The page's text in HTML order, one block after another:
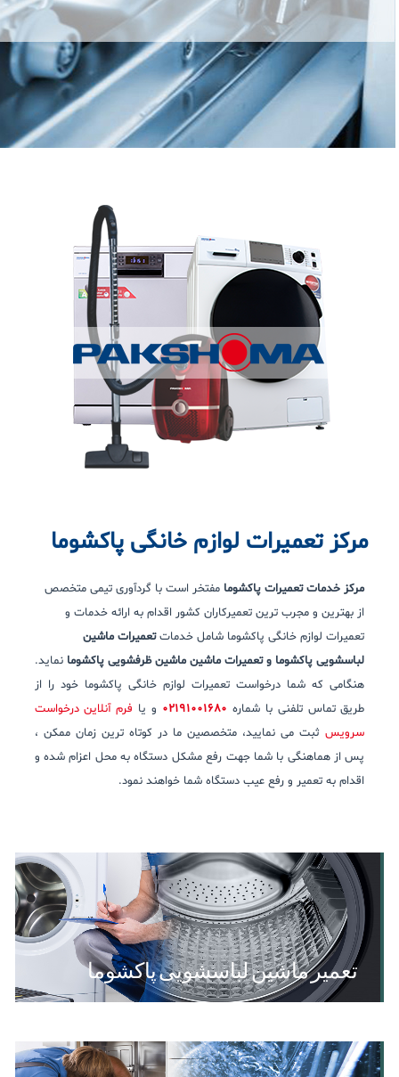
مرکز تعمیرات لوازم خانگی پاکشوما
مرکز خدمات تعمیرات پاکشوما مفتخر است با گردآوری تیمی متخصص
از بهترین و مجرب ترین تعمیرکاران کشور اقدام به ارائه خدمات و
تعمیرات لوازم خانگی پاکشوما شامل خدماتتعمیرات ماشین
لباسشویی پاکشوما و تعمیرات ماشین ماشین ظرفشویی پاکشوما نماید.
هنگامی که شما درخواست تعمیرات لوازم خانگی پاکشوما خود را از
طریق تماس تلفنی با شماره 02191001680 و یا فرم آنلاین درخواست
سرویسثبت می نمایید، متخصصین ما در کوتاه ترین زمان ممکن ،
پس از هماهنگی با شما جهت رفع مشکل دستگاه به محل اعزام شده و
اقدام به تعمیر و رفع عیب دستگاه شما خواهند نمود.
تعمیر ماشین لباسشویی پاکشوما